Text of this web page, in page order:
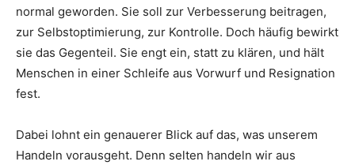
normal geworden. Sie soll zur Verbesserung beitragen,
zur Selbstoptimierung, zur Kontrolle. Doch häufig bewirkt
sie das Gegenteil. Sie engt ein, statt zu klären, und hält
Menschen in einer Schleife aus Vorwurf und Resignation
fest.
Dabei lohnt ein genauerer Blick auf das, was unserem
Handeln vorausgeht. Denn selten handeln wir aus